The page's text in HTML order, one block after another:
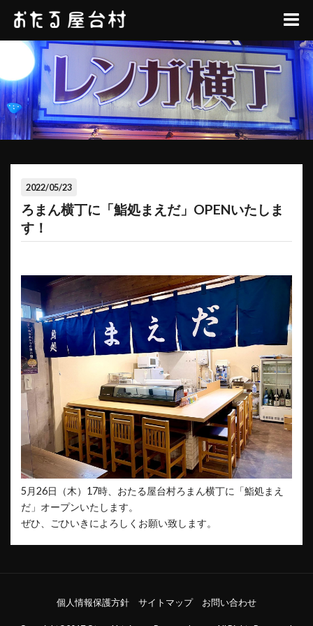
2022/05/23
ろまん横丁に「鮨処まえだ」OPENいたしま
す！
5月26日（木）17時、おたる屋台村ろまん横丁に「鮨処まえ
だ」オープンいたします。
ぜひ、ごひいきによろしくお願い致します。
個人情報保護方針 サイトマップ お問い合わせ